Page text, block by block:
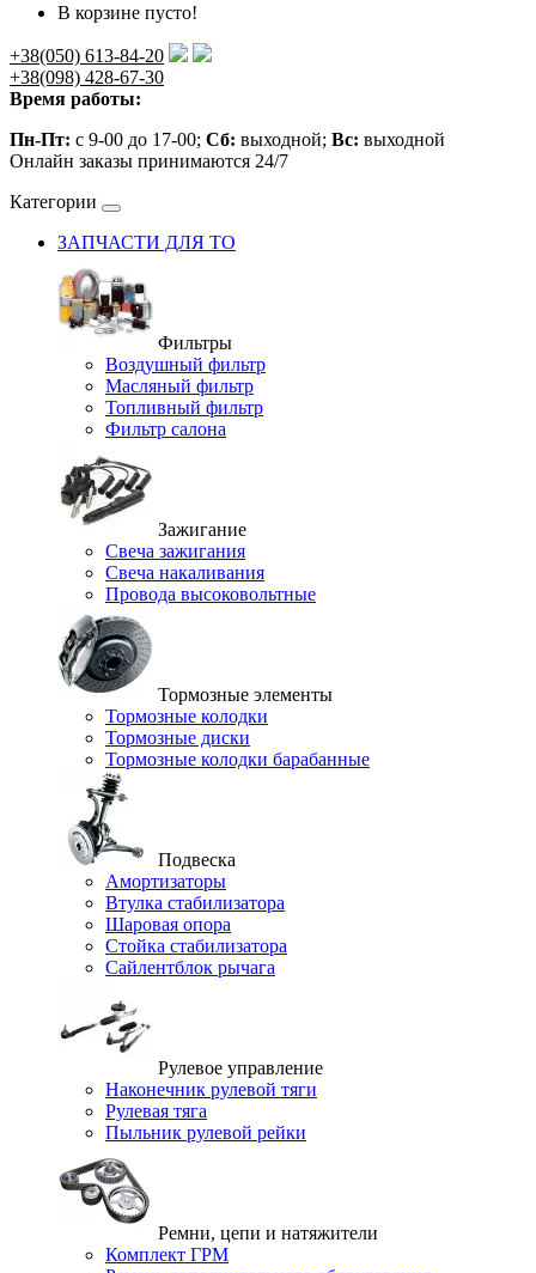
В корзине пусто!
+38(050) 613-84-20
+38(098) 428-67-30
Время работы:
Пн-Пт: с 9-00 до 17-00; Сб: выходной; Вс: выходной
Онлайн заказы принимаются 24/7
Категории
ЗАПЧАСТИ ДЛЯ ТО
Фильтры
Воздушный фильтр
Масляный фильтр
Топливный фильтр
Фильтр салона
Зажигание
Свеча зажигания
Свеча накаливания
Провода высоковольтные
Тормозные элементы
Тормозные колодки
Тормозные диски
Тормозные колодки барабанные
Подвеска
Амортизаторы
Втулка стабилизатора
Шаровая опора
Стойка стабилизатора
Сайлентблок рычага
Рулевое управление
Наконечник рулевой тяги
Рулевая тяга
Пыльник рулевой рейки
Ремни, цепи и натяжители
Комплект ГРМ